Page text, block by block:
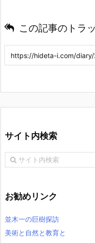
この記事のトラ
サイト内検索
お勧めリンク
並木一の巨樹探訪
美術と自然と教育と